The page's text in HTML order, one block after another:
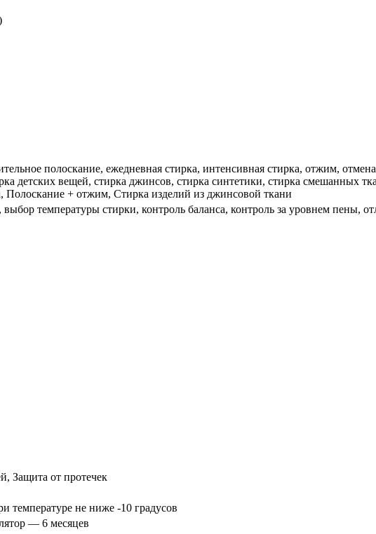
полоскание, ежедневная стирка, интенсивная стирка, отжим,
детских вещей, стирка джинсов, стирка синтетики, стирка смешанных
Полоскание + отжим, Стирка изделий из джинсовой ткани
температуры стирки, контроль баланса, контроль за уровнем пены,
Защита от протечек
температуре не ниже -10 градусов
— 6 месяцев